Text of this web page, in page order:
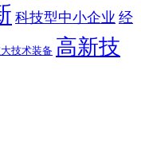
科技型中小企业 经
技术装备 高新技